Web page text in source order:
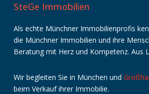
SteGe Immobilien
Als echte Münchner Immobilienprofis
die Münchner Immobilien und ihre
Beratung mit Herz und Kompetenz. Aus
Wir begleiten Sie in München und
beim Verkauf ihrer Immobilie.